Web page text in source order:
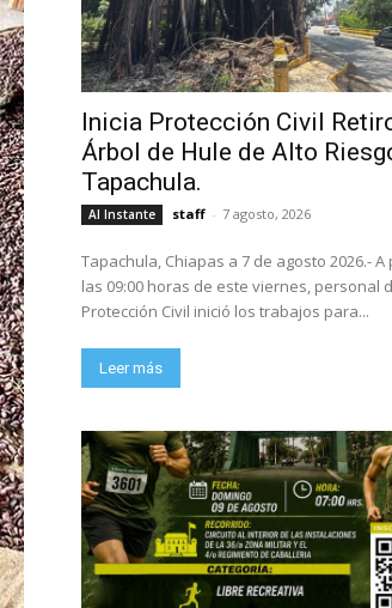
Inicia Protección Civil
Árbol de Hule de Alto
Tapachula.
Al Instante staff - 7 agosto, 2026
Tapachula, Chiapas a 7 de agosto 2026.- A
las 09:00 horas de este viernes, personal
Protección Civil inició los trabajos para...
Leer más